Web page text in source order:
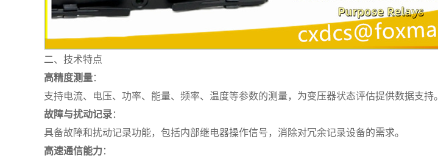
二、技术特点
高精度测量：
支持电流、电压、功率、能量、频率、温度等参数的测量，为变压器状态评估提供数据支持。
故障与扰动记录：
具备故障和扰动记录功能，包括内部继电器操作信号，消除对冗余记录设备的需求。
高速通信能力：